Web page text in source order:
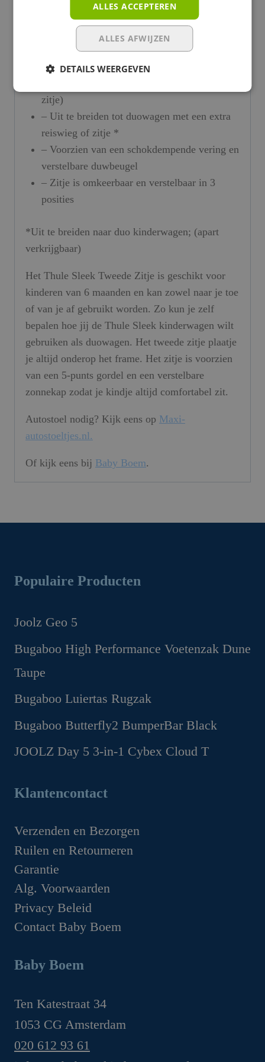
Eigenschappen
– Geschikt voor kinderen van geboorte tot 15
– Wordt geleverd inclusief reiswieg
zitje)
– Uit te breiden tot duowagen met een extra
reiswieg of zitje *
– Voorzien van een schokdempende vering en
verstelbare duwbeugel
– Zitje is omkeerbaar en verstelbaar in 3
posities
*Uit te breiden naar duo kinderwagen; (apart
verkrijgbaar)
Het Thule Sleek Tweede Zitje is geschikt voor
kinderen van 6 maanden en kan zowel naar je toe
of van je af gebruikt worden. Zo kun je zelf
bepalen hoe jij de Thule Sleek kinderwagen wilt
gebruiken als duowagen. Het tweede zitje plaatje
je altijd onderop het frame. Het zitje is voorzien
van een 5-punts gordel en een verstelbare
zonnekap zodat je kindje altijd comfortabel zit.
Autostoel nodig? Kijk eens op Maxi-
autostoeltjes.nl.
Of kijk eens bij Baby Boem.
Populaire Producten
Joolz Geo 5
Oorspronkelijke
prijs
was:
€1,299.00.
Huidige
prijs
is:
€1,169.00.
Bugaboo High Performance Voetenzak Dune
Taupe
Oorspronkelijke
prijs
was:
Huidige
prijs
is:
Bugaboo Luiertas Rugzak
Oorspronkelijke
prijs
was:
Huidige
prijs
is:
Bugaboo Butterfly2 BumperBar Black
Oorspronkelijke
€49.95.
Huidige
€44.95.
JOOLZ Day 5 3-in-1 Cybex Cloud T
prijs
prijs
Klantencontact
Verzenden en Bezorgen
Ruilen en Retourneren
Garantie
Alg. Voorwaarden
Privacy Beleid
Contact Baby Boem
Baby Boem
Ten Katestraat 34
1053 CG Amsterdam
020 612 93 61
ALLES ACCEPTEREN
ALLES AFWIJZEN
DETAILS WEERGEVEN